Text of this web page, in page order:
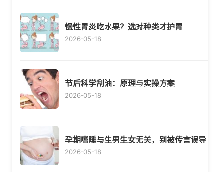
慢性胃炎吃水果？选对种类才护胃
2026-05-18
节后科学刮油：原理与实操方案
2026-05-18
孕期嗜睡与生男生女无关，别被传言误导
2026-05-18